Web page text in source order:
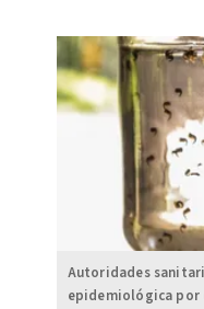
Autoridades
epidemiológica por